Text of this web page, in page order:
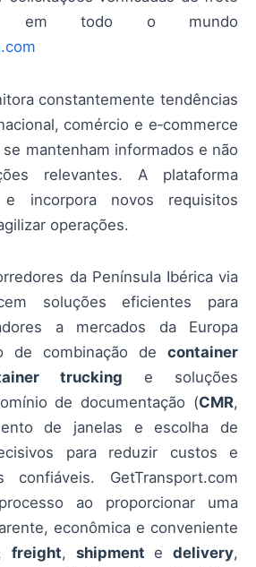
em todo o mundo
constantemente tendências
comércio e e‑commerce
mantenham informados e não
relevantes. A plataforma
incorpora novos requisitos
operações.
da Península Ibérica via
soluções eficientes para
a mercados da Europa
de combinação de container
trucking e soluções
de documentação (CMR,
de janelas e escolha de
para reduzir custos e
confiáveis. GetTransport.com
ao proporcionar uma
econômica e conveniente
freight, shipment edelivery,